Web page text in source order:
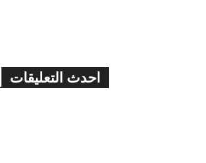
احدث التعليقات